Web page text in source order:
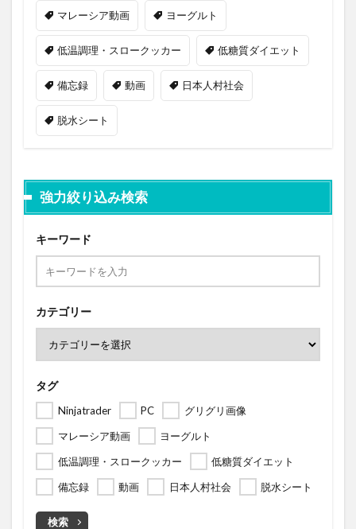
マレーシア動画 ヨーグルト
低温調理・スロークッカー 低糖質ダイエット
備忘録 動画 日本人村社会
脱水シート
強力絞り込み検索
キーワード
カテゴリー
タグ
Ninjatrader PC
グリグリ画像
マレーシア動画
ヨーグルト
低温調理・スロークッカー
低糖質ダイエット
備忘録
動画 日本人村社会 脱水シート
検索